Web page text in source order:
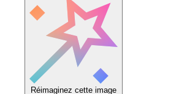
Réimaginez cette image